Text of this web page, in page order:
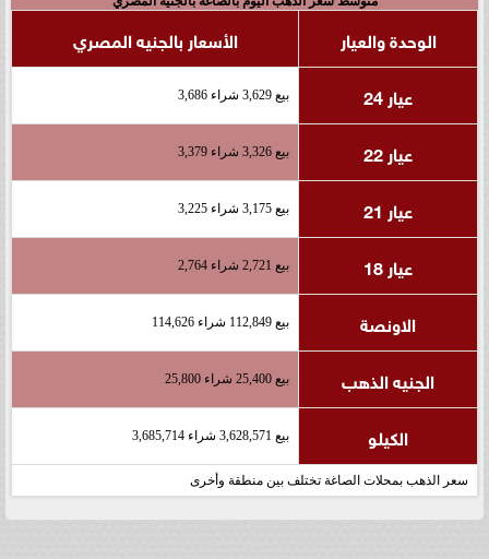
الوحدة والعيار
الأسعار بالجنيه المصري
عيار 24
بيع 3,629 شراء 3,686
عيار 22 بيع 3,326 شراء 3,379
عيار 21 بيع 3,175 شراء 3,225
عيار 18 بيع 2,721 شراء 2,764
الاونصة بيع 112,849 شراء 114,626
الجنيه الذهب بيع 25,400 شراء 25,800
الكيلو بيع 3,628,571 شراء 3,685,714
سعر الذهب بمحلات الصاغة تختلف بين منطقة وأخرى